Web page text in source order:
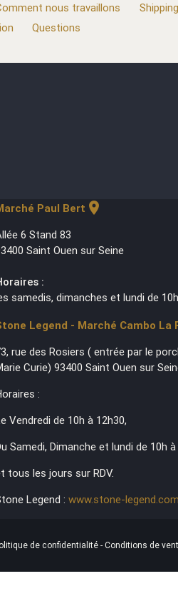
nous travaillons
Questions
Paul Bert location_on
6 Stand 83
Saint Ouen sur Seine
:
samedis, dimanches et lundi de
Legend - Marché Cambo La
rue des Rosiers ( entrée par le
Curie) 93400 Saint Ouen sur
:
Vendredi de 10h à 12h30,
Samedi, Dimanche et lundi de 10h à
tous les jours sur RDV.
Legend : www.stone-legend.com
de confidentialité- Conditions de